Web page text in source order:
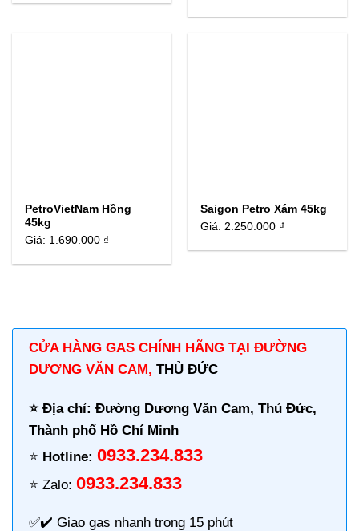
PetroVietNam Hồng
45kg
Giá: 1.690.000 ₫
Saigon Petro Xám 45kg
Giá: 2.250.000 ₫
CỬA HÀNG GAS CHÍNH HÃNG TẠI ĐƯỜNG
DƯƠNG VĂN CAM, THỦ ĐỨC
⭐️ Địa chỉ: Đường Dương Văn Cam, Thủ Đức,
Thành phố Hồ Chí Minh
⭐️ Hotline: 0933.234.833
⭐️ Zalo: 0933.234.833
✅✔️ Giao gas nhanh trong 15 phút